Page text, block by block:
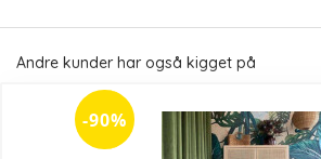
Andre kunder har også kigget på
-90%